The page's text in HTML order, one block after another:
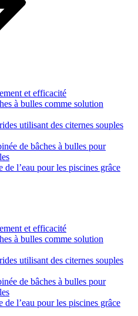
et efficacité
à bulles comme solution
utilisant des citernes souples
de bâches à bulles pour
l’eau pour les piscines grâce
et efficacité
à bulles comme solution
utilisant des citernes souples
de bâches à bulles pour
l’eau pour les piscines grâce